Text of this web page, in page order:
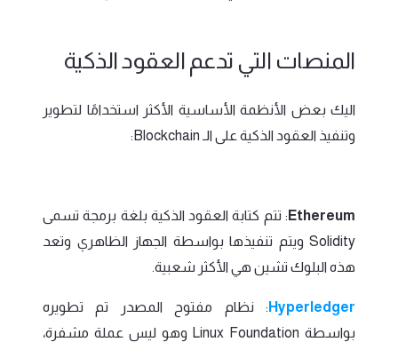
المنصات التي تدعم العقود الذكية
اليك بعض الأنظمة الأساسية الأكثر استخدامًا لتطوير
وتنفيذ العقود الذكية على الـ Blockchain:
Ethereum : تتم كتابة العقود الذكية بلغة برمجة تسمى
Solidity ويتم تنفيذها بواسطة الجهاز الظاهري وتعد
هذه البلوك تشين هي الأكثر شعبية.
Hyperledger : نظام مفتوح المصدر تم تطويره
بواسطة Linux Foundation وهو ليس عملة مشفرة،